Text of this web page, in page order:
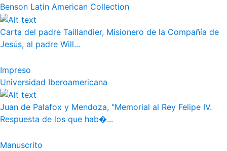
Benson Latin American Collection
Carta del padre Taillandier, Misionero de la Compañía de
Jesús, al padre Will...
Impreso
Universidad Iberoamericana
Juan de Palafox y Mendoza, "Memorial al Rey Felipe IV.
Respuesta de los que hab�...
Manuscrito